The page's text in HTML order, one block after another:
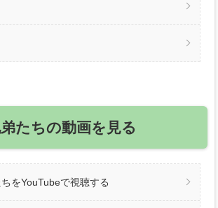
たちの動画を見る
をYouTubeで視聴する